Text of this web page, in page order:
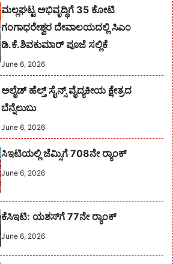
ಮಲ್ಲಘಟ್ಟ ಅಭಿವೃದ್ಧಿಗೆ 35 ಕೋಟಿ
ಗಂಗಾಧರೇಶ್ವರ ದೇವಾಲಯದಲ್ಲಿ ಸಿಎಂ
ಡಿ.ಕೆ.ಶಿವಕುಮಾರ್ ಪೂಜೆ ಸಲ್ಲಿಕೆ
June 6, 2026
ಅಲೈಡ್ ಹೆಲ್ತ್ ಸೈನ್ಸ್ ವೈದ್ಯಕೀಯ ಕ್ಷೇತ್ರದ
ಬೆನ್ನೆಲುಬು
June 6, 2026
ಸಿಇಟಿಯಲ್ಲಿ ಜೆಮ್ಸಿಗೆ 708ನೇ ರ‍್ಯಾಂಕ್
June 6, 2026
ಕೆಸಿಇಟಿ: ಯಶಸ್‌ಗೆ 77ನೇ ರ‍್ಯಾಂಕ್
June 6, 2026